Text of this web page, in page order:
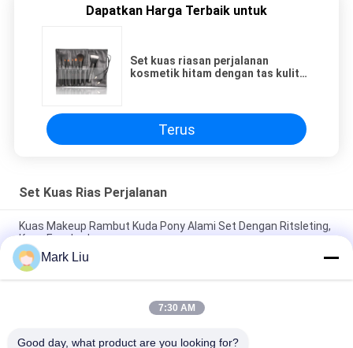
Dapatkan Harga Terbaik untuk
Set kuas riasan perjalanan
kosmetik hitam dengan tas kulit
Terus
Set Kuas Rias Perjalanan
Kuas Makeup Rambut Kuda Pony Alami Set Dengan Ritsleting,
Kuas Eyeshadow
Kuas Makeup Mini Warna-warni Set Perjalanan Kasus
Magnetik / Kuas Eyeshadow Sintetis
Kualitas Tinggi Travel Makeup Brush Set Magnetic Brush Case
Mark Liu
7:30 AM
Good day, what product are you looking for?